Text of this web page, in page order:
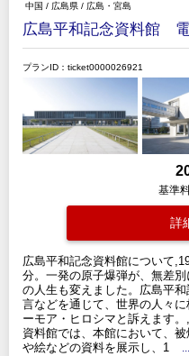
中国 / 広島県 / 広島・宮島
広島平和記念資料館
プランID：ticket0000026921
基準
詳
広島平和記念資料館について
分。一発の原子爆弾が、無差
の人生も変えました。広島平
言などを通じて、世界の人々
ーモア・ヒロシマと訴えます
資料館では、本館において、
や絵などの資料を展示し、1